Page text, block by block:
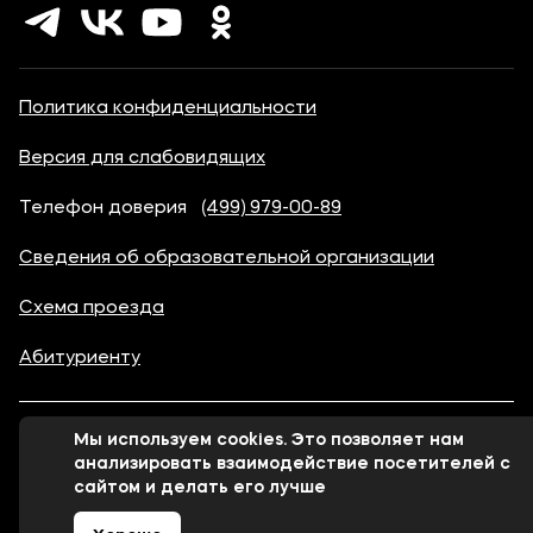
Политика конфиденциальности
Версия для слабовидящих
Телефон доверия (499) 979-00-89
Сведения об образовательной организации
Схема проезда
Абитуриенту
© 1998-2026 Московский финансово-юридический
университет МФЮА
Мы используем cookies. Это позволяет нам
анализировать взаимодействие посетителей с
сайтом и делать его лучше